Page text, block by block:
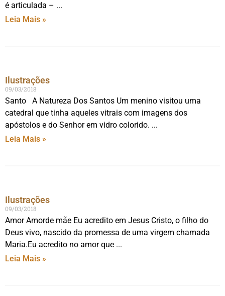
é articulada –
Leia Mais »
Ilustrações
09/03/2018
Santo A Natureza Dos Santos Um menino visitou uma
catedral que tinha aqueles vitrais com imagens dos
apóstolos e do Senhor em vidro colorido.
Leia Mais »
Ilustrações
09/03/2018
Amor Amorde mãe Eu acredito em Jesus Cristo, o filho do
Deus vivo, nascido da promessa de uma virgem chamada
Maria.Eu acredito no amor que
Leia Mais »